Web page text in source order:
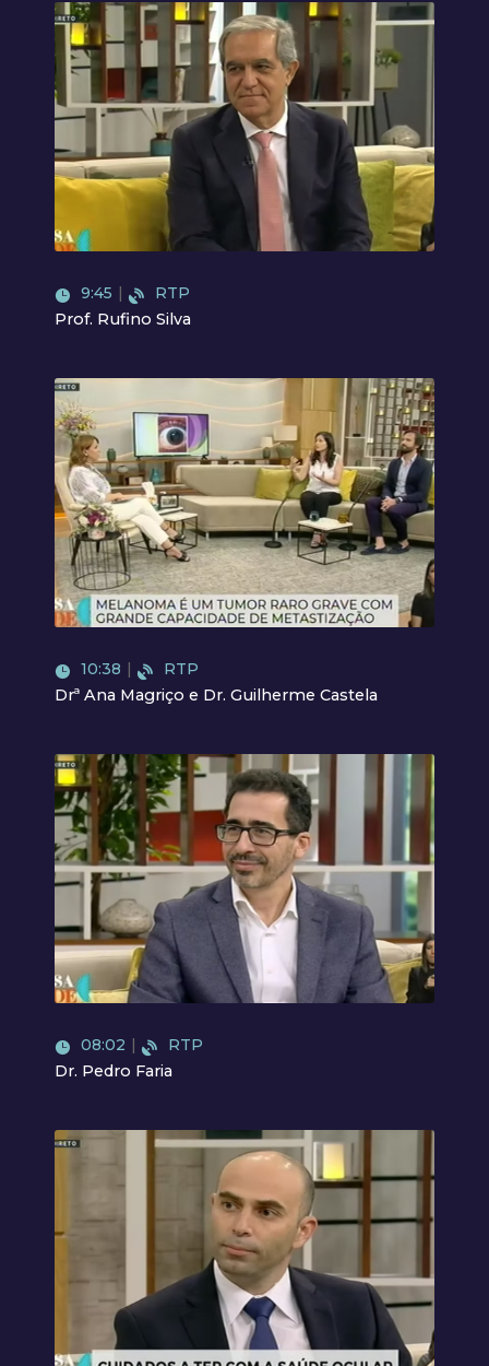
Video
9:45 |
RTP
Prof. Rufino Silva
Video
10:38 |
RTP
Drª Ana Magriço e Dr. Guilherme Castela
Video
08:02 |
RTP
Dr. Pedro Faria
Video